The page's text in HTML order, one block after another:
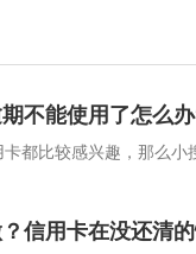
期不能使用了怎么
都比较感兴趣，那么小
信用卡在没还清